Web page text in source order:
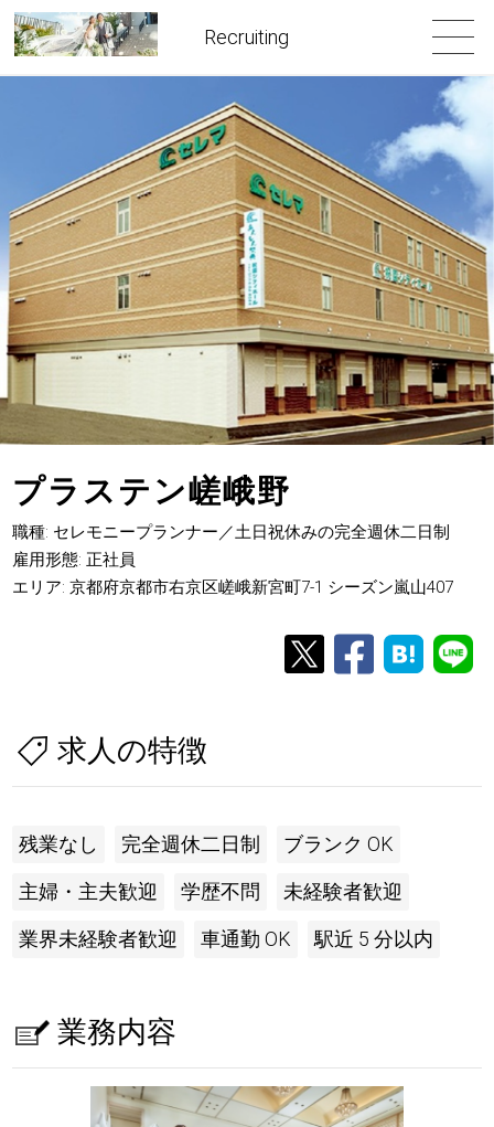
Recruiting
プラステン嵯峨野
職種: セレモニープランナー／土日祝休みの完全週休二日制
雇用形態: 正社員
エリア: 京都府京都市右京区嵯峨新宮町7-1 シーズン嵐山407
求人の特徴
残業なし 完全週休二日制 ブランク OK
主婦・主夫歓迎 学歴不問 未経験者歓迎
業界未経験者歓迎 車通勤 OK 駅近 5 分以内
業務内容